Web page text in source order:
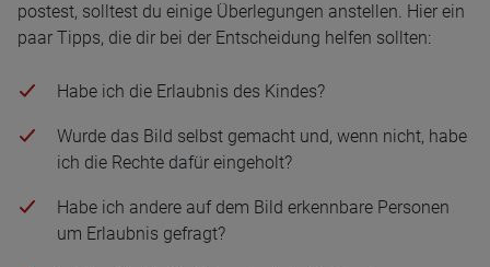
postest, solltest du einige Überlegungen anstellen. Hier ein
paar Tipps, die dir bei der Entscheidung helfen sollten:
Habe ich die Erlaubnis des Kindes?
Wurde das Bild selbst gemacht und, wenn nicht, habe
ich die Rechte dafür eingeholt?
Habe ich andere auf dem Bild erkennbare Personen
um Erlaubnis gefragt?